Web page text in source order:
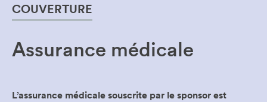
COUVERTURE
Assurance médicale
L’assurance médicale souscrite par le sponsorest